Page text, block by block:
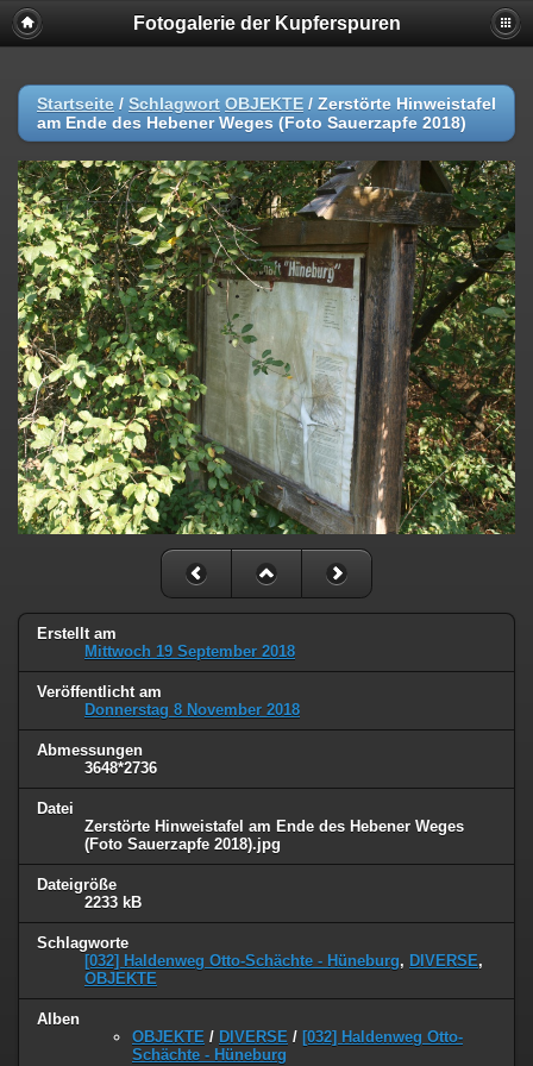
Fotogalerie der Kupferspuren
Startseite / Schlagwort OBJEKTE / Zerstörte Hinweistafel
am Ende des Hebener Weges (Foto Sauerzapfe 2018)
Erstellt am
Mittwoch 19 September 2018
Veröffentlicht am
Donnerstag 8 November 2018
Abmessungen
3648*2736
Datei
Zerstörte Hinweistafel am Ende des Hebener Weges
(Foto Sauerzapfe 2018).jpg
Dateigröße
2233 kB
Schlagworte
[032] Haldenweg Otto-Schächte - Hüneburg, DIVERSE,
OBJEKTE
Alben
OBJEKTE / DIVERSE / [032] Haldenweg Otto-
Schächte - Hüneburg